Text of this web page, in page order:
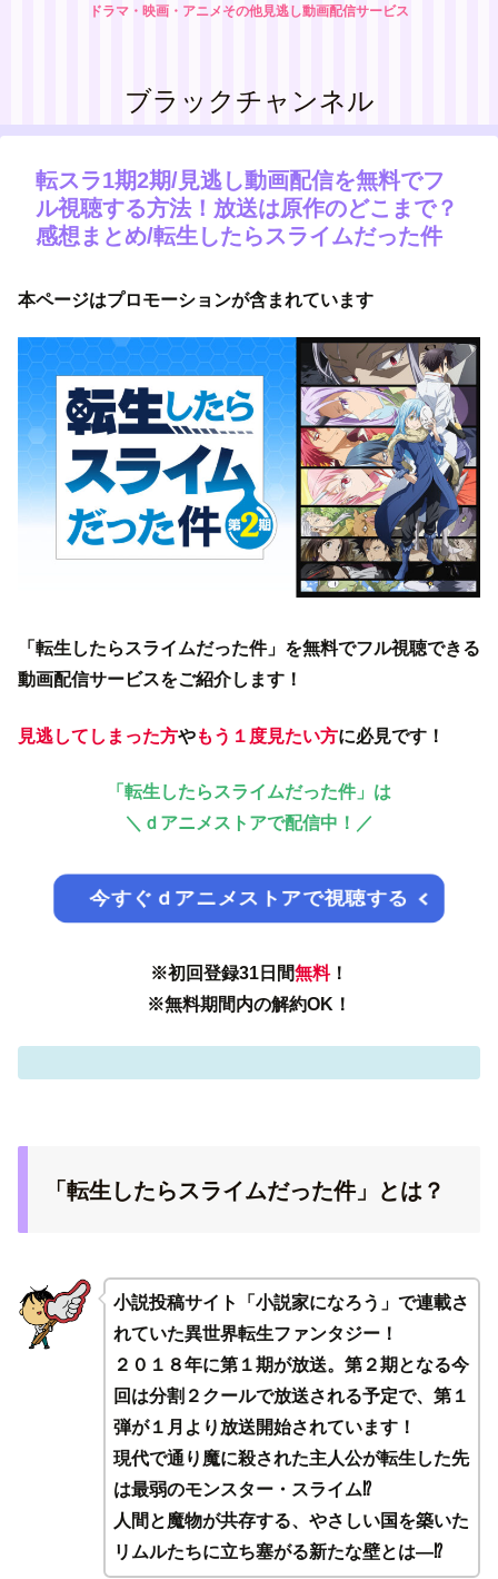
ドラマ・映画・アニメその他見逃し動画配信サービス
ブラックチャンネル
転スラ1期2期/見逃し動画配信を無料でフ
ル視聴する方法！放送は原作のどこまで？
感想まとめ/転生したらスライムだった件
本ページはプロモーションが含まれています
「転生したらスライムだった件」を無料でフル視聴できる
動画配信サービスをご紹介します！
見逃してしまった方やもう１度見たい方に必見です！
「転生したらスライムだった件」は
＼ ｄアニメストアで配信中！／
今すぐｄアニメストアで視聴する
※初回登録31日間無料！
※無料期間内の解約OK！
「転生したらスライムだった件」とは？
小説投稿サイト「小説家になろう」で連載さ
れていた異世界転生ファンタジー！
２０１８年に第１期が放送。第２期となる今
回は分割２クールで放送される予定で、第１
弾が１月より放送開始されています！
現代で通り魔に殺された主人公が転生した先
は最弱のモンスター・スライム⁉
人間と魔物が共存する、やさしい国を築いた
リムルたちに立ち塞がる新たな壁とは―⁉